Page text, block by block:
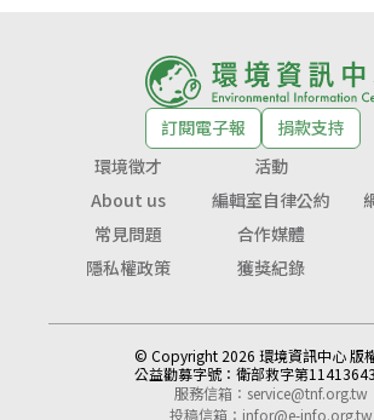
訂閱電子報
捐款支持
環境徵才
活動
About us
編輯室自律公約
常見問題
合作媒體
隱私權政策
獲獎紀錄
© Copyright 2026 環境資訊中心 版
公益勸募字號： 衛部救字第
服務信箱： service@tnf.org.tw
投稿信箱： infor@e-info.org.tw